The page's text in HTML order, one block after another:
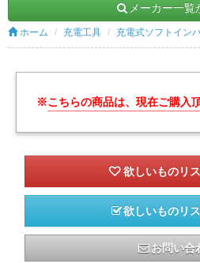
メーカー一覧
ホーム 充電工具 充電式ソフトイン
※こちらの商品は、現在ご購入
欲しいものリ
お問い合